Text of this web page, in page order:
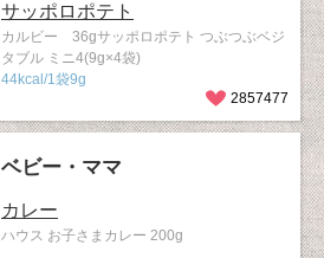
サッポロポテト
カルビー 36gサッポロポテト つぶつぶベジ
タブル ミニ4(9g×4袋)
44kcal/1袋9g
2857477
ベビー・ママ
カレー
ハウス お子さまカレー 200g